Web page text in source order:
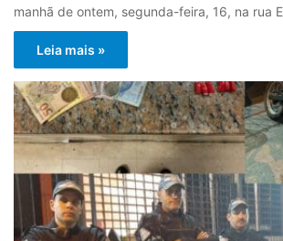
manhã de ontem, segunda-feira, 16, na rua
Leia mais »